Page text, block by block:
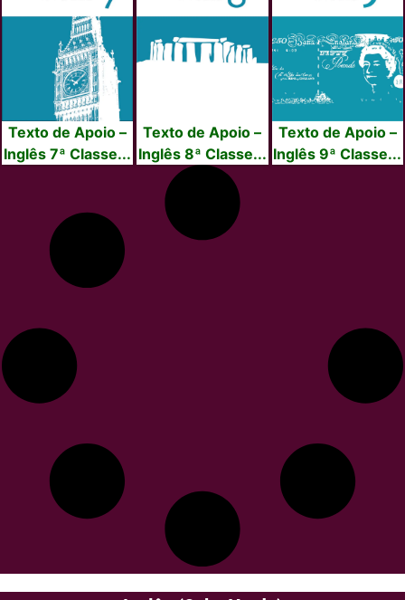
Texto de Apoio –
Inglês 7ª Classe...
Texto de Apoio –
Inglês 8ª Classe...
Texto de Apoio –
Inglês 9ª Classe...